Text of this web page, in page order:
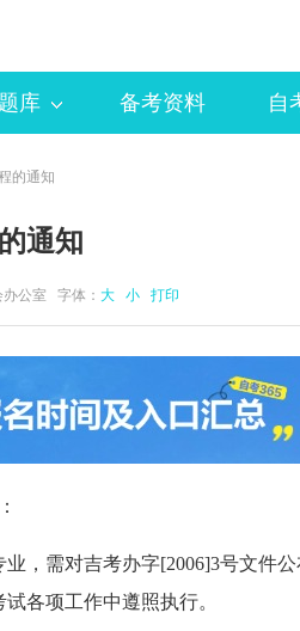
库 备考资料 自
的通知
通知
办公室 字体： 大 小 打印
需对吉考办字[2006]3号文件公
各项工作中遵照执行。